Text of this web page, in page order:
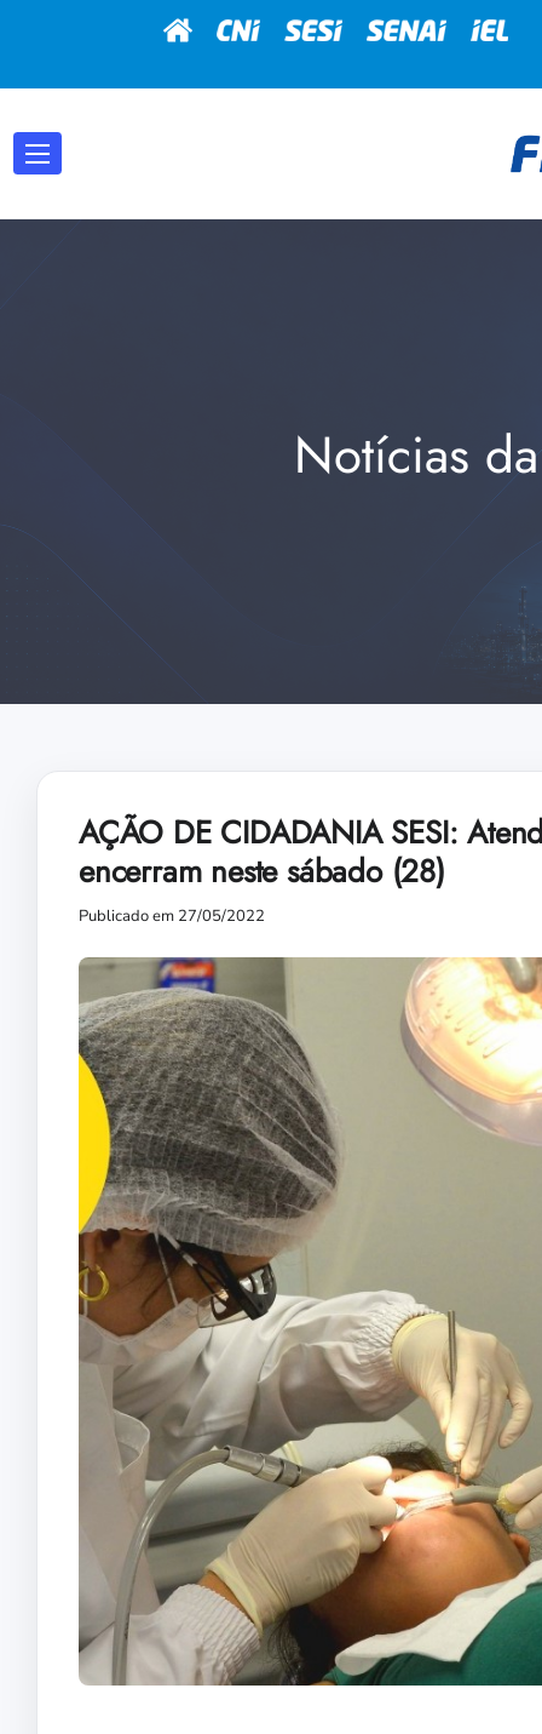
Notícias
AÇÃO DE CIDADANIA SESI:
encerram neste sábado (28)
Publicado em 27/05/2022